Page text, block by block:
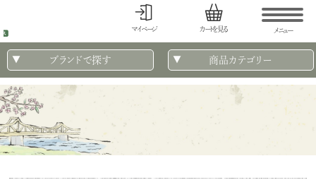
マイページ カートを見る メニュー
ブランドで探す 商品カテゴリー